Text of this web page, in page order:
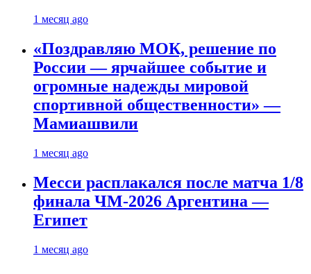
1 месяц ago
«Поздравляю МОК, решение по
России — ярчайшее событие и
огромные надежды мировой
спортивной общественности» —
Мамиашвили
1 месяц ago
Месси расплакался после матча 1/8
финала ЧМ-2026 Аргентина —
Египет
1 месяц ago